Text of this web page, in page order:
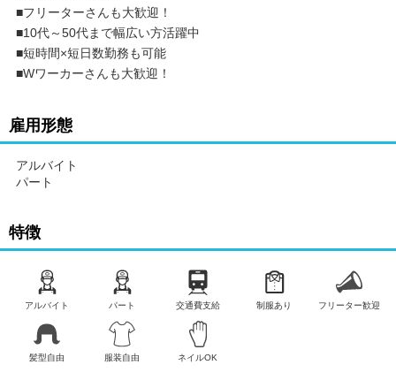
■フリーターさんも大歓迎！
■10代～50代まで幅広い方活躍中
■短時間×短日数勤務も可能
■Wワーカーさんも大歓迎！
雇用形態
アルバイト
パート
特徴
アルバイト パート 交通費支給 制服あり フリーター歓迎
髪型自由 服装自由 ネイルOK